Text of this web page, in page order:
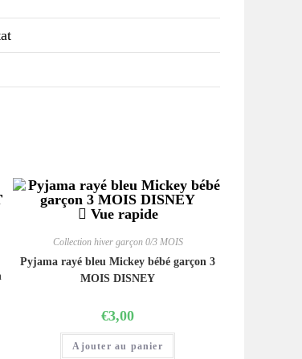
Vue rapide
Collection hiver garçon 0/3 MOIS
Pyjama rayé bleu Mickey bébé garçon 3
MOIS DISNEY
€3,00
Ajouter au panier